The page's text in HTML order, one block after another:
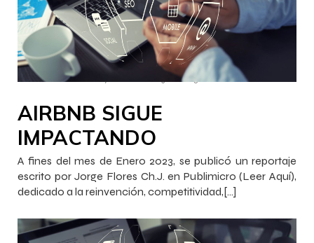
InnovaJob Chile – – 16:25
AIRBNB SIGUE
IMPACTANDO
A fines del mes de Enero 2023, se publicó un reportaje
escrito por Jorge Flores Ch.J. en Publimicro (Leer Aquí),
dedicado a la reinvención, competitividad,[…]